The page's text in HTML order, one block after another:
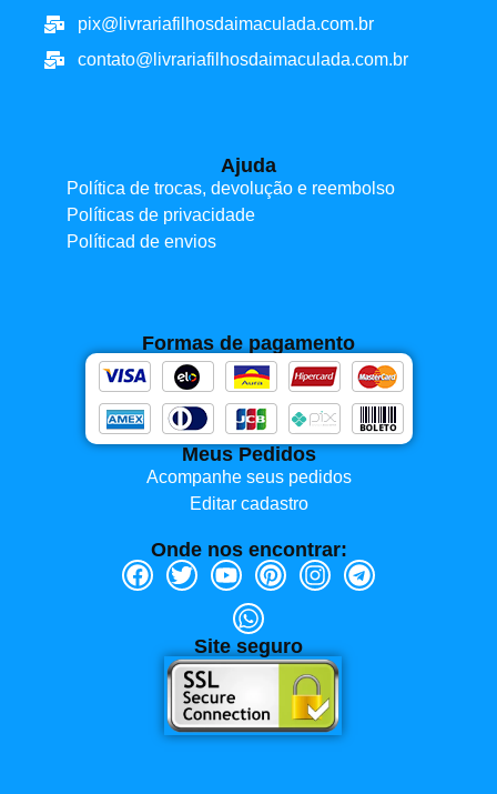
pix@livrariafilhosdaimaculada.com.br
contato@livrariafilhosdaimaculada.com.br
Ajuda
Política de trocas, devolução e reembolso
Políticas de privacidade
Políticad de envios
Formas de pagamento
Meus Pedidos
Acompanhe seus pedidos
Editar cadastro
Onde nos encontrar:
Site seguro